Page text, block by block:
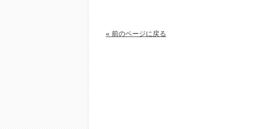
« 前のページに戻る